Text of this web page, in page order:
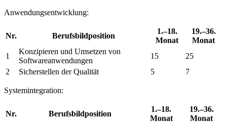
Anwendungsentwicklung:
Nr. Berufsbildposition
1.–18.
Monat
19.–36.
Monat
1
Konzipieren und Umsetzen von
Softwareanwendungen
15
25
2
Sicherstellen der Qualität 5 7
Systemintegration:
Nr. Berufsbildposition
1.–18.
Monat
19.–36.
Monat